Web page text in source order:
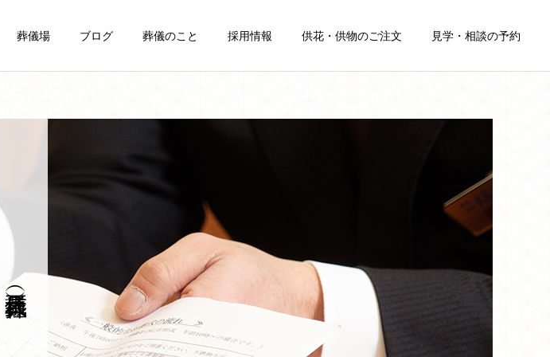
葬儀場 ブログ 葬儀のこと 採用情報 供花・供物のご注文 見学・相談の予約
詳細を見る
一般葬
葬儀豆知識
お葬式の種類と家族葬のメ
リット・注意点｜稚内の葬
儀社が選び方をわかりやす
終活の始め方とエンディン
グノート・生前整理ガイド
｜稚内の家族葬儀社が解説
葬儀豆知識
絡まで｜稚内の家族葬 武
藤はくぜん